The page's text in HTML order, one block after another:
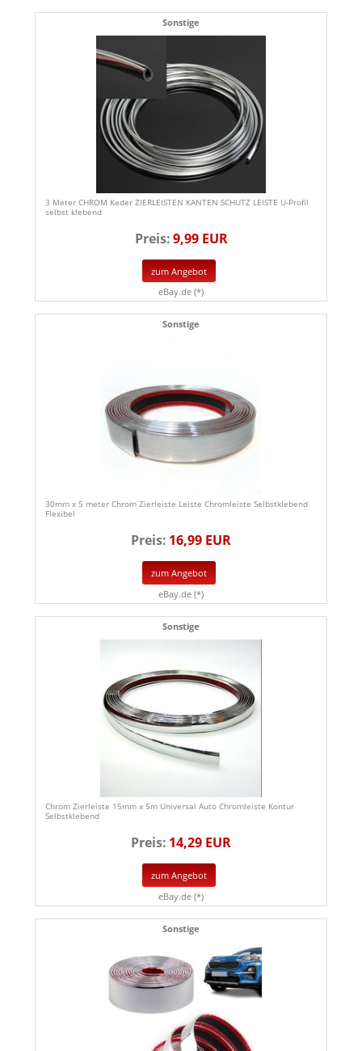
Sonstige
3 Meter CHROM Keder ZIERLEISTEN KANTEN SCHUTZ LEISTE U-Profil
selbst klebend
Preis:9,99 EUR
zum Angebot
eBay.de (*)
Sonstige
30mm x 5 meter Chrom Zierleiste Leiste Chromleiste Selbstklebend
Flexibel
Preis: 16,99 EUR
zum Angebot
eBay.de (*)
Sonstige
Chrom Zierleiste 15mm x 5m Universal Auto Chromleiste Kontur
Selbstklebend
Preis: 14,29 EUR
zum Angebot
eBay.de (*)
Sonstige